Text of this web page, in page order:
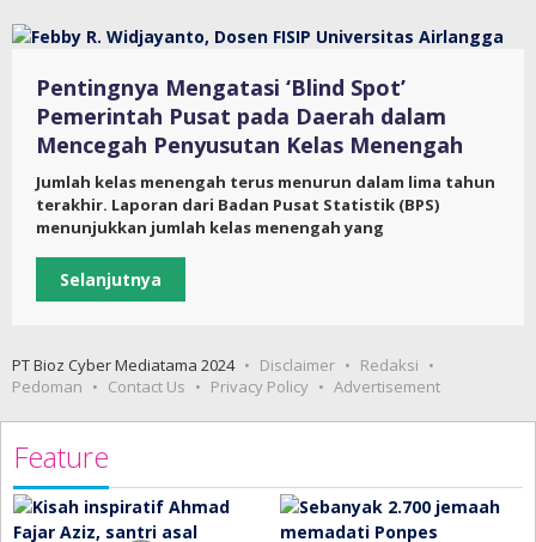
Pentingnya Mengatasi ‘Blind Spot’
Pemerintah Pusat pada Daerah dalam
Mencegah Penyusutan Kelas Menengah
Jumlah kelas menengah terus menurun dalam lima tahun
terakhir. Laporan dari Badan Pusat Statistik (BPS)
menunjukkan jumlah kelas menengah yang
Selanjutnya
PT Bioz Cyber Mediatama 2024 Disclaimer
Redaksi
Pedoman
Contact Us Privacy Policy Advertisement
Feature